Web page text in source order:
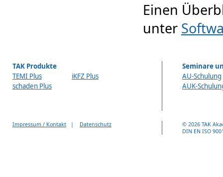
Einen
unter
TAK Produkte
TEMI Plus
schaden Plus
iKFZ Plus
Seminare
AU-Schulung
AUK-
Impressum / Kontakt| Datenschutz
© 2026 TAK
DIN EN ISO